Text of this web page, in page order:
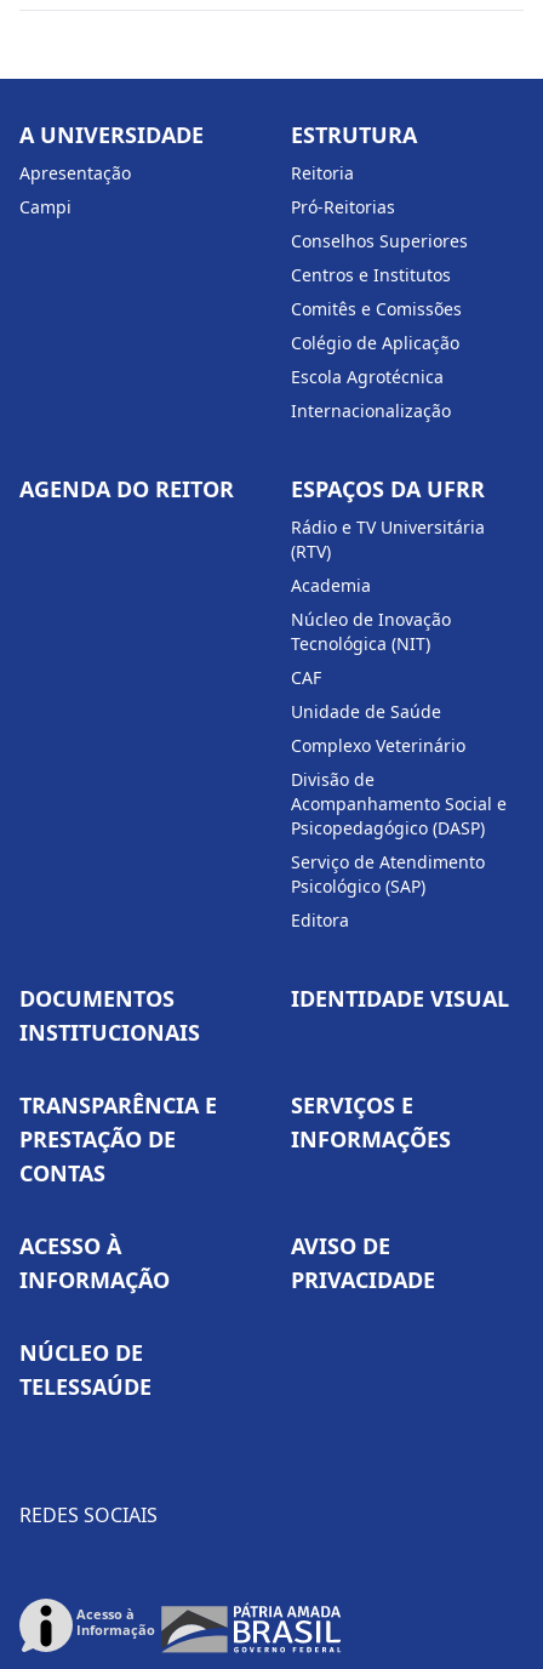
A UNIVERSIDADE
Apresentação
Campi
ESTRUTURA
Reitoria
Pró-Reitorias
Conselhos Superiores
Centros e Institutos
Comitês e Comissões
Colégio de Aplicação
Escola Agrotécnica
Internacionalização
AGENDA DO REITOR ESPAÇOS DA UFRR
Rádio e TV Universitária
(RTV)
Academia
Núcleo de Inovação
Tecnológica (NIT)
CAF
Unidade de Saúde
Complexo Veterinário
Divisão de
Acompanhamento Social e
Psicopedagógico (DASP)
Serviço de Atendimento
Psicológico (SAP)
Editora
DOCUMENTOS
INSTITUCIONAIS
IDENTIDADE VISUAL
TRANSPARÊNCIA E
PRESTAÇÃO DE
CONTAS
SERVIÇOS E
INFORMAÇÕES
ACESSO À
INFORMAÇÃO
AVISO DE
PRIVACIDADE
NÚCLEO DE
TELESSAÚDE
REDES SOCIAIS